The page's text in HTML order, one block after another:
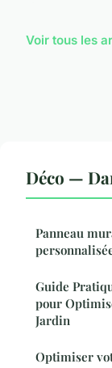
Voir tous les
Déco —
Panneau
Guide
pour
Jardin
Optimiser